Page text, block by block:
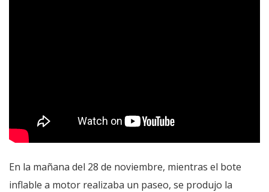
En la mañana del 28 de noviembre, mientras el bote
inflable a motor realizaba un paseo, se produjo la